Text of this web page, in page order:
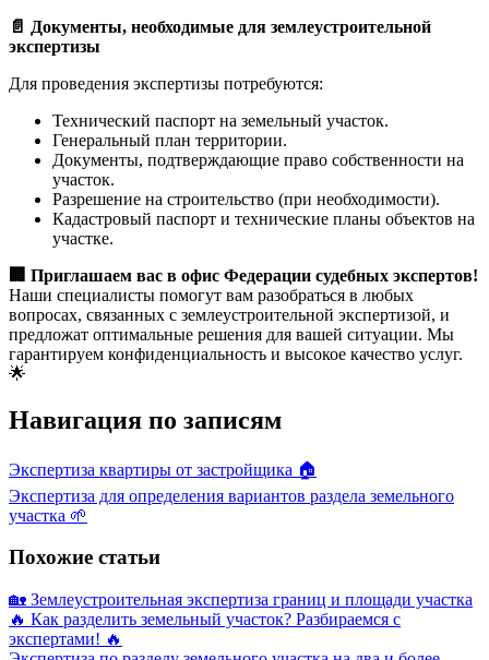
📄 Документы, необходимые для землеустроительной
экспертизы
Для проведения экспертизы потребуются:
Технический паспорт на земельный участок.
Генеральный план территории.
Документы, подтверждающие право собственности на
участок.
Разрешение на строительство (при необходимости).
Кадастровый паспорт и технические планы объектов на
участке.
🏢 Приглашаем вас в офис Федерации судебных экспертов!
Наши специалисты помогут вам разобраться в любых
вопросах, связанных с землеустроительной экспертизой, и
предложат оптимальные решения для вашей ситуации. Мы
гарантируем конфиденциальность и высокое качество услуг.
🌟
Навигация по записям
Экспертиза квартиры от застройщика 🏠
Экспертиза для определения вариантов раздела земельного
участка 🌱
Похожие статьи
🏡 Землеустроительная экспертиза границ и площади участка
🔥 Как разделить земельный участок? Разбираемся с
экспертами! 🔥